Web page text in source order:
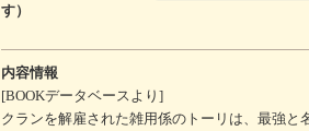
す）
内容情報
[BOOKデータベースより]
クランを解雇された雑用係のトーリは、最強と